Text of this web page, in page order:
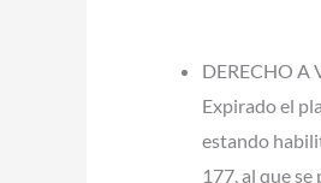
DERECHO A
Expirado el
estando
177, al que